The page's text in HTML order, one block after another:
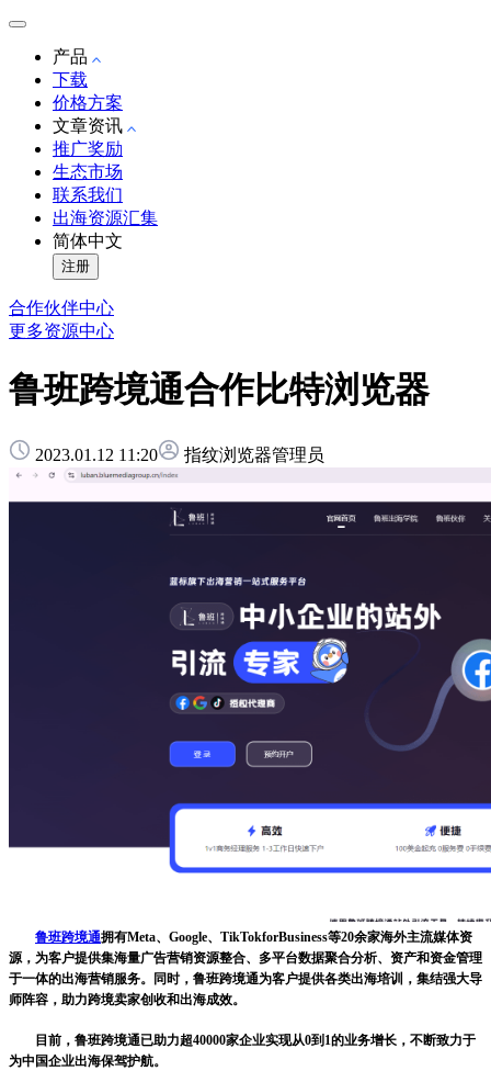
产品
下载
价格方案
文章资讯
推广奖励
生态市场
联系我们
出海资源汇集
简体中文
注册
合作伙伴中心
更多资源中心
鲁班跨境通合作比特浏览器
2023.01.12 11:20 指纹浏览器管理员
鲁班跨境通拥有Meta、Google、TikTokforBusiness等20余家海外主流媒体资
源，为客户提供集海量广告营销资源整合、多平台数据聚合分析、资产和资金管理
于一体的出海营销服务。同时，鲁班跨境通为客户提供各类出海培训，集结强大导
师阵容，助力跨境卖家创收和出海成效。
目前，鲁班跨境通已助力超40000家企业实现从0到1的业务增长，不断致力于
为中国企业出海保驾护航。